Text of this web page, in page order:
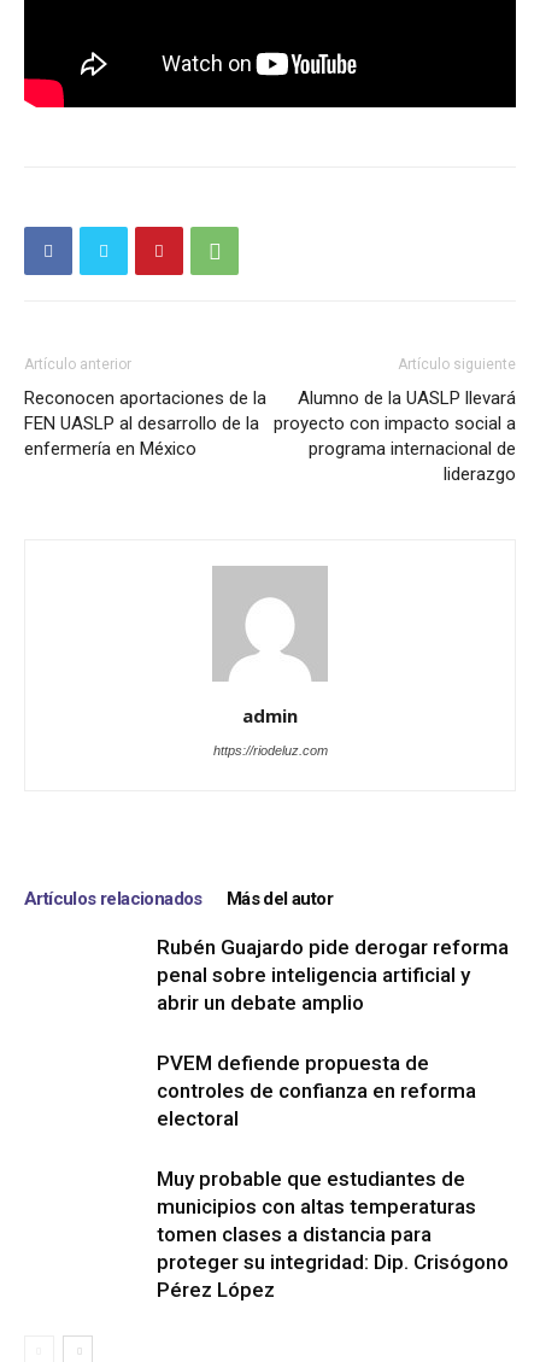
Artículo anterior
Reconocen aportaciones de la
FEN UASLP al desarrollo de la
enfermería en México
Artículo siguiente
Alumno de la UASLP llevará
proyecto con impacto social a
programa internacional de
liderazgo
admin
https://riodeluz.com
Artículos relacionados Más del autor
Rubén Guajardo pide derogar reforma
penal sobre inteligencia artificial y
abrir un debate amplio
PVEM defiende propuesta de
controles de confianza en reforma
electoral
Muy probable que estudiantes de
municipios con altas temperaturas
tomen clases a distancia para
proteger su integridad: Dip. Crisógono
Pérez López